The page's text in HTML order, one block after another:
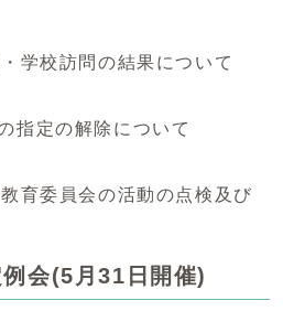
学校訪問の結果について
指定の解除について
育委員会の活動の点検及び
会(5月31日開催)